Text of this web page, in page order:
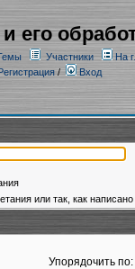
его
Участники
На
/ Вход
или так, как написано
Упорядочить по: